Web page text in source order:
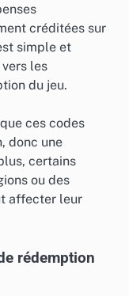
créditées sur
simple et
les
du jeu.
ces codes
donc une
certains
ou des
affecter leur
rédemption